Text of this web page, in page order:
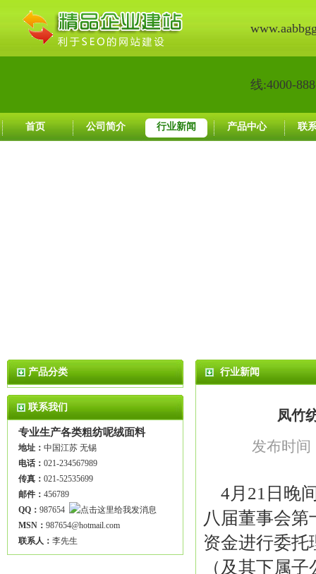
线:4000-
首页 公司简介 行业新闻 产品中心 联
产品分类
联系我们
专业生产各类粗纺呢绒面料
地址： 中国江苏 无锡
电话： 021-234567989
传真： 021-52535699
邮件： 456789
QQ： 987654
MSN： 987654@hotmail.com
联系人： 李先生
行业新闻
凤竹
发布时间
4月21日晚
八届董事会
资金进行委托
（及其下属